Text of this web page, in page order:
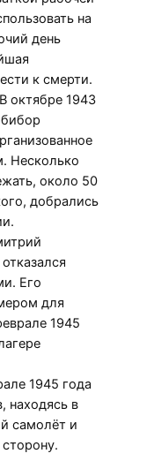
на
день
к смерти.
октябре 1943
Несколько
около 50
добрались
Его
для
1945
1945 года
находясь в
самолёт и